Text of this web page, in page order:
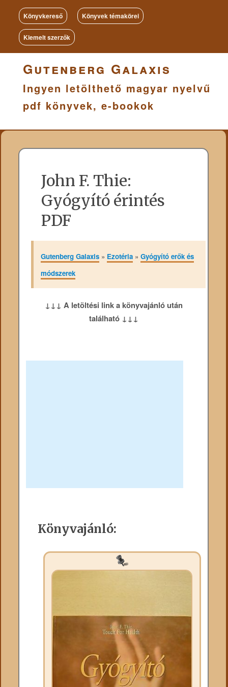
Könyvkereső Könyvek témakörei
Kiemelt szerzők
Gutenberg Galaxis
Ingyen letölthető magyar nyelvű
pdf könyvek, e-bookok
John F. Thie:
Gyógyító érintés
PDF
Gutenberg Galaxis» Ezotéria» Gyógyító erők és
módszerek
↓↓↓ A letöltési link a könyvajánló után
található ↓↓↓
Könyvajánló: